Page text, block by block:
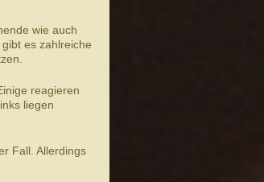
wie auch
es zahlreiche
reagieren
liegen
Fall. Allerdings